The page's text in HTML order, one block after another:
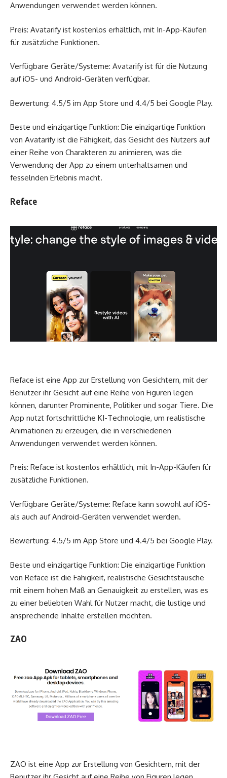
Anwendungen verwendet werden können.
Preis: Avatarify ist kostenlos erhältlich, mit In-App-Käufen
für zusätzliche Funktionen.
Verfügbare Geräte/Systeme: Avatarify ist für die Nutzung
auf iOS- und Android-Geräten verfügbar.
Bewertung: 4.5/5 im App Store und 4.4/5 bei Google Play.
Beste und einzigartige Funktion: Die einzigartige Funktion
von Avatarify ist die Fähigkeit, das Gesicht des Nutzers auf
einer Reihe von Charakteren zu animieren, was die
Verwendung der App zu einem unterhaltsamen und
fesselnden Erlebnis macht.
Reface
Reface ist eine App zur Erstellung von Gesichtern, mit der
Benutzer ihr Gesicht auf eine Reihe von Figuren legen
können, darunter Prominente, Politiker und sogar Tiere. Die
App nutzt fortschrittliche KI-Technologie, um realistische
Animationen zu erzeugen, die in verschiedenen
Anwendungen verwendet werden können.
Preis: Reface ist kostenlos erhältlich, mit In-App-Käufen für
zusätzliche Funktionen.
Verfügbare Geräte/Systeme: Reface kann sowohl auf iOS-
als auch auf Android-Geräten verwendet werden.
Bewertung: 4.5/5 im App Store und 4.4/5 bei Google Play.
Beste und einzigartige Funktion: Die einzigartige Funktion
von Reface ist die Fähigkeit, realistische Gesichtstausche
mit einem hohen Maß an Genauigkeit zu erstellen, was es
zu einer beliebten Wahl für Nutzer macht, die lustige und
ansprechende Inhalte erstellen möchten.
ZAO
ZAO ist eine App zur Erstellung von Gesichtern, mit der